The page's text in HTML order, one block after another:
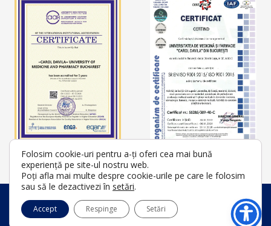
© 2026 Universitatea de Medicină și Farmacie "Carol Davila" |
Toate drepturile rezervate.
Folosim cookie-uri pentru a-ți oferi cea mai bună
experiență pe site-ul nostru web.
Poți afla mai multe despre cookie-urile pe care le folosim
sau să le dezactivezi în setări.
Accept Respinge Setări